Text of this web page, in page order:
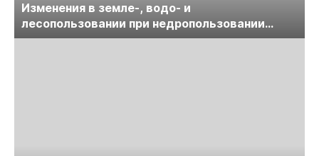
Изменения в земле-, водо- и
лесопользовании при недропользовании
обсудят на семинаре «ПравоТЭК»